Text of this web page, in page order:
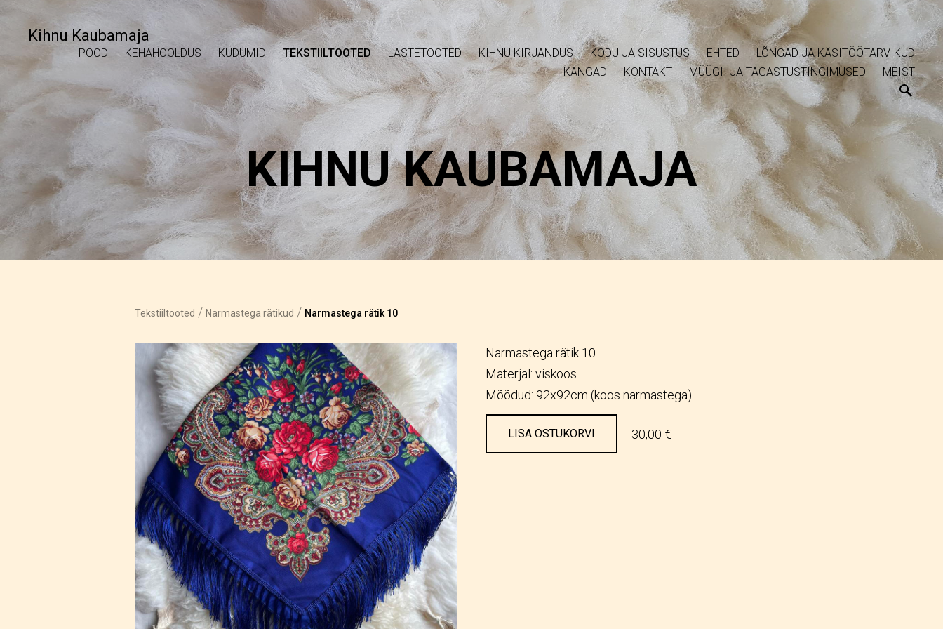
Kihnu Kaubamaja
POOD KEHAHOOLDUS KUDUMID TEKSTIILTOOTED LASTETOOTED KIHNU KIRJANDUS KODU JA SISUSTUS EHTED
LÕNGAD JA KÄSITÖÖTARVIKUD
KANGAD
KONTAKT MÜÜGI- JA TAGASTUSTINGIMUSED MEIST
KIHNU KAUBAMAJA
Tekstiiltooted / Narmastega rätikud / Narmastega rätik 10
Narmastega rätik 10
Materjal: viskoos
Mõõdud: 92x92cm (koos narmastega)
LISA OSTUKORVI 30,00 €